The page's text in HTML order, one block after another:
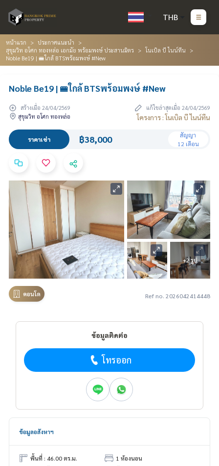
THB
หน้าแรก
ประกาศแนะนำ
สุขุมวิท อโศก ทองหล่อ เอกมัย พร้อมพงษ์ ประสานมิตร
โนเบิล บี ไนน์ทีน
Noble Be19 | 🚝ใกล้ BTSพร้อมพงษ์ #New
Noble Be19 | 🚝ใกล้ BTSพร้อมพงษ์ #New
สร้างเมื่อ 24/04/2569
แก้ไขล่าสุดเมื่อ 24/04/2569
สุขุมวิท อโศก ทองหล่อ
โครงการ : โนเบิล บี ไนน์ทีน
ราคาเช่า ฿38,000
สัญญา
12 เดือน
+2 รูป
คอนโด Ref no. 2026042414448
ข้อมูลติดต่อ
โทรออก
ข้อมูลอสังหาฯ
พื้นที่ : 46.00 ตร.ม.
1 ห้องนอน